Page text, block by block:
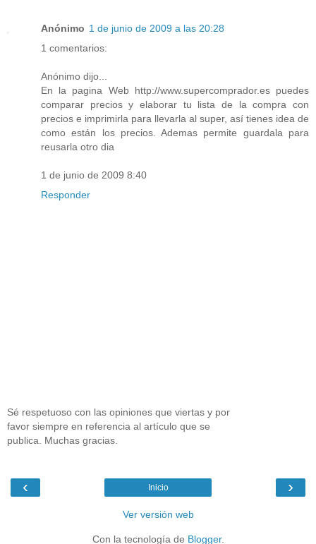
Anónimo 1 de junio de 2009 a las 20:28
1 comentarios:
Anónimo dijo...
En la pagina Web http://www.supercomprador.es puedes
comparar precios y elaborar tu lista de la compra con
precios e imprimirla para llevarla al super, así tienes idea de
como están los precios. Ademas permite guardala para
reusarla otro dia
1 de junio de 2009 8:40
Responder
Sé respetuoso con las opiniones que viertas y por
favor siempre en referencia al artículo que se
publica. Muchas gracias.
‹ ›
Inicio
Ver versión web
Con la tecnología de Blogger.